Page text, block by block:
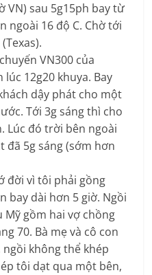
VN) sau 5g15ph bay từ
ngoài 16 độ C. Chờ tới
VN300 của
12g20 khuya. Bay
dậy phát cho một
Tới 3g sáng thì cho
Lúc đó trời bên ngoài
đã 5g sáng (sớm hơn
đời vì tôi phải gồng
bay dài hơn 5 giờ. Ngồi
Mỹ gồm hai vợ chồng
70. Bà mẹ và cô con
không thể khép
tôi dạt qua một bên,